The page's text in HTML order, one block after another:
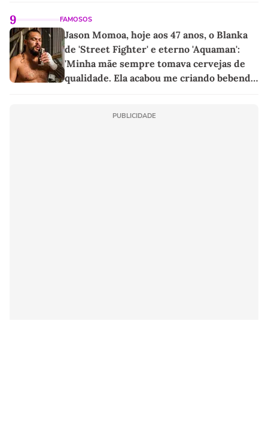
9 FAMOSOS
Jason Momoa, hoje aos 47 anos, o Blanka
de 'Street Fighter' e eterno 'Aquaman':
'Minha mãe sempre tomava cervejas de
qualidade. Ela acabou me criando bebendo
PUBLICIDADE